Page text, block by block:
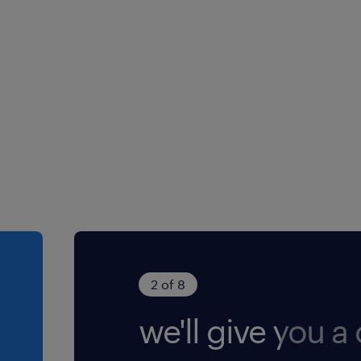
2 of 8
we'll give you a